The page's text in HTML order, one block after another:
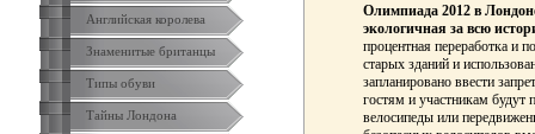
Английская королева
Знаменитые британцы
Типы обуви
Тайны Лондона
Олимпиада 2012 в
экологичная за всю
процентная переработка и
старых зданий и
запланировано ввести
гостям и участникам будут
велосипеды или